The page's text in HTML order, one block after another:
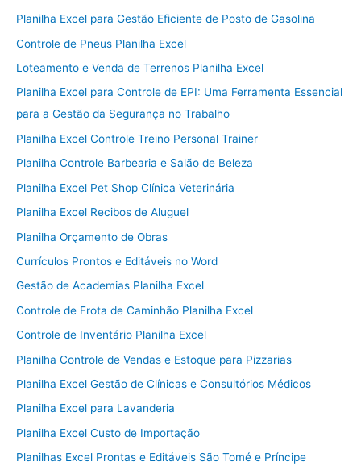
Planilha Excel para Gestão Eficiente de Posto de Gasolina
Controle de Pneus Planilha Excel
Loteamento e Venda de Terrenos Planilha Excel
Planilha Excel para Controle de EPI: Uma Ferramenta Essencial
para a Gestão da Segurança no Trabalho
Planilha Excel Controle Treino Personal Trainer
Planilha Controle Barbearia e Salão de Beleza
Planilha Excel Pet Shop Clínica Veterinária
Planilha Excel Recibos de Aluguel
Planilha Orçamento de Obras
Currículos Prontos e Editáveis no Word
Gestão de Academias Planilha Excel
Controle de Frota de Caminhão Planilha Excel
Controle de Inventário Planilha Excel
Planilha Controle de Vendas e Estoque para Pizzarias
Planilha Excel Gestão de Clínicas e Consultórios Médicos
Planilha Excel para Lavanderia
Planilha Excel Custo de Importação
Planilhas Excel Prontas e Editáveis São Tomé e Príncipe